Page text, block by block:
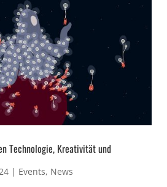
Technologie, Kreativität und
| Events, News